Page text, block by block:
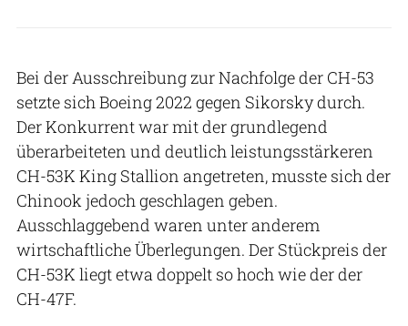
Bei der Ausschreibung zur Nachfolge der CH-53
setzte sich Boeing 2022 gegen Sikorsky durch.
Der Konkurrent war mit der grundlegend
überarbeiteten und deutlich leistungsstärkeren
CH-53K King Stallion angetreten, musste sich der
Chinook jedoch geschlagen geben.
Ausschlaggebend waren unter anderem
wirtschaftliche Überlegungen. Der Stückpreis der
CH-53K liegt etwa doppelt so hoch wie der der
CH-47F.